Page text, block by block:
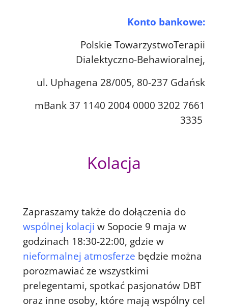
Konto bankowe:
Polskie TowarzystwoTerapii
Dialektyczno-Behawioralnej,
ul. Uphagena 28/005, 80-237 Gdańsk
mBank 37 1140 2004 0000 3202 7661
3335
Kolacja
Zapraszamy także do dołączenia do
wspólnej kolacji w Sopocie 9 maja w
godzinach 18:30-22:00, gdzie w
nieformalnej atmosferze będzie można
porozmawiać ze wszystkimi
prelegentami, spotkać pasjonatów DBT
oraz inne osoby, które mają wspólny cel